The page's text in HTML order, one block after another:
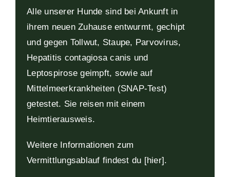
Alle unserer Hunde sind bei Ankunft in
ihrem neuen Zuhause entwurmt, gechipt
und gegen Tollwut, Staupe, Parvovirus,
Hepatitis contagiosa canis und
Leptospirose geimpft, sowie auf
Mittelmeerkrankheiten (SNAP-Test)
getestet. Sie reisen mit einem
Heimtierausweis.
Weitere Informationen zum
Vermittlungsablauf findest du [hier].